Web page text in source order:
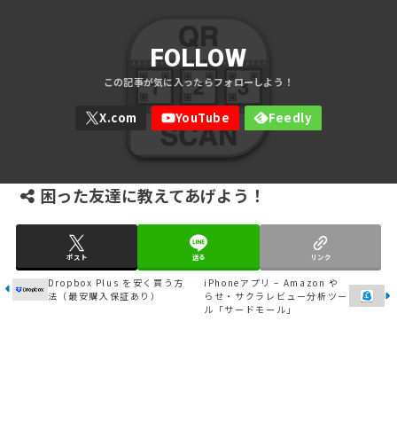
FOLLOW
困った友達に教えてあげよう！
ポスト 送る リンク
Dropbox Plus を安く買う方
法（最安購入保証あり）
iPhoneアプリ – Amazon や
らせ・サクラレビュー分析ツー
ル「サードモール」